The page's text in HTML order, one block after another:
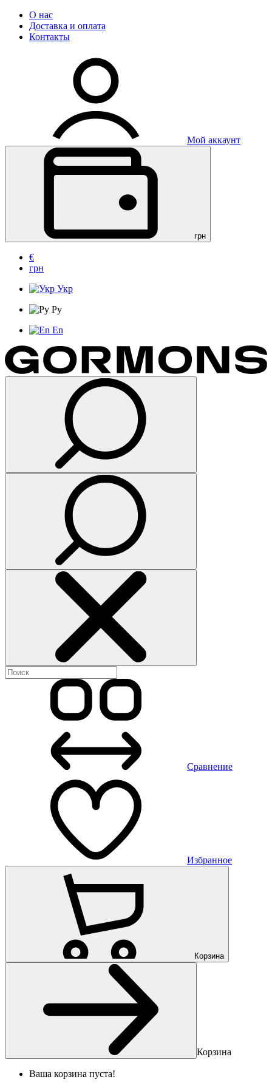
О нас
Доставка и оплата
Контакты
Мой аккаунт
грн
€
грн
Укр
Ру
En
Сравнение
Избранное
Корзина
Корзина
Ваша корзина пуста!